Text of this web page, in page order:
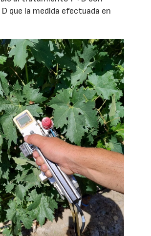
que la medida efectuada en